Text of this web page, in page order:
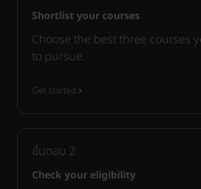
Shortlist your courses
Choose the best three courses
to pursue.
Get started
ขั้นตอน 2
Check your eligibility